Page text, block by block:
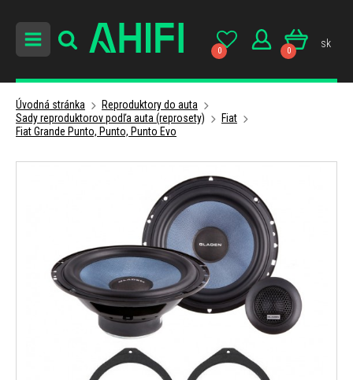
0 0
sk
Úvodná stránka
Reproduktory do auta
Sady reproduktorov podľa auta (reprosety)
Fiat
Fiat Grande Punto, Punto, Punto Evo